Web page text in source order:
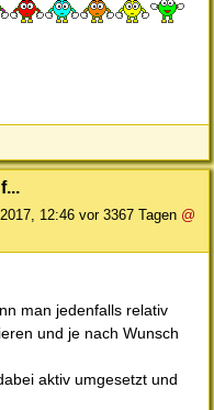
12:46 vor 3367 Tagen @
man jedenfalls relativ
und je nach Wunsch
aktiv umgesetzt und